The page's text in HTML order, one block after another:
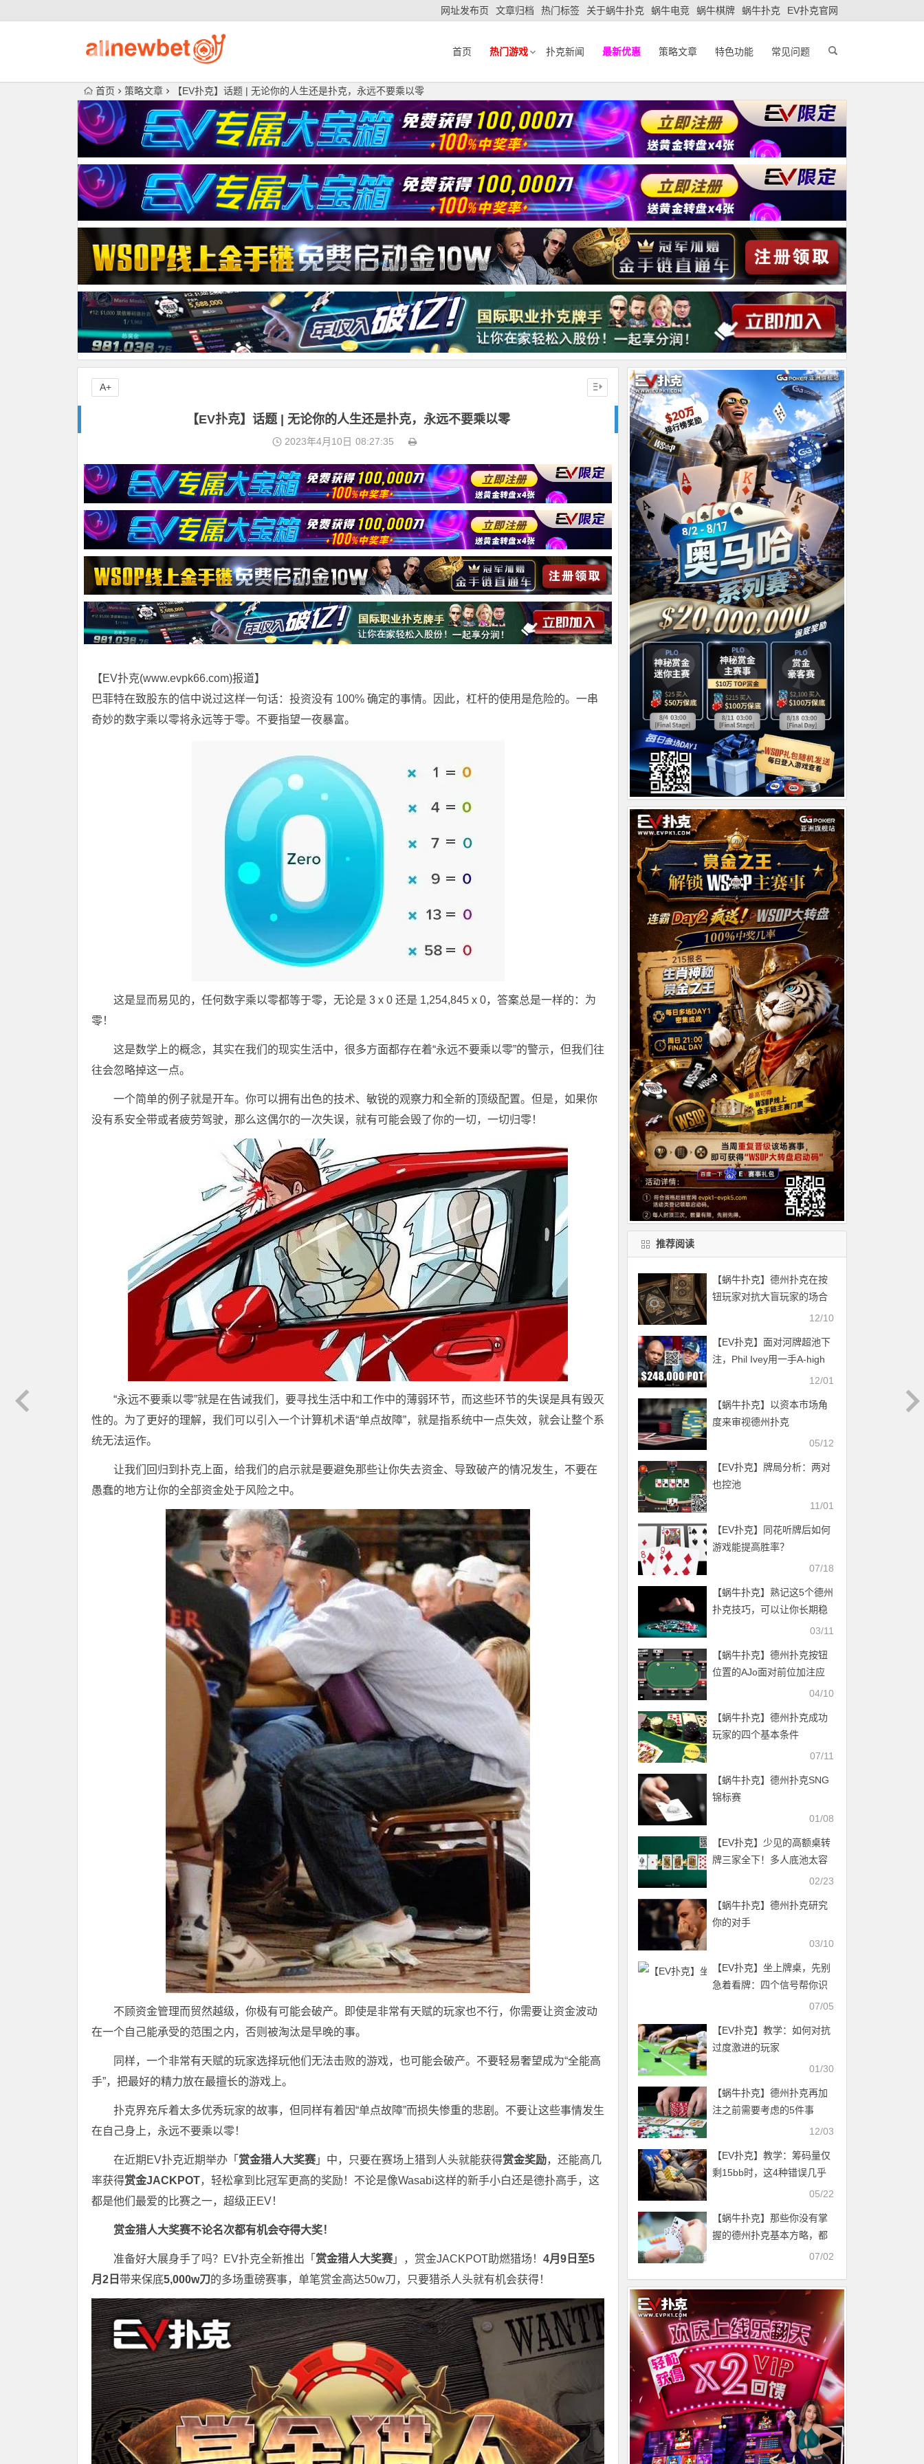
网址发布页 文章归档 热门标签 关于蜗牛扑克 蜗牛电竞 蜗牛棋牌 蜗牛扑克 EV扑克官网
首页 热门游戏 扑克新闻 最新优惠 策略文章 特色功能 常见问题
首页 策略文章 【EV扑克】话题 | 无论你的人生还是扑克，永远不要乘以零
【EV扑克】话题 | 无论你的人生还是扑克，永远不要乘以零
2023年4月10日 08:27:35
【EV扑克(www.evpk66.com)报道】
巴菲特在致股东的信中说过这样一句话：投资没有 100% 确定的事情。因此，杠杆的使用是危险的。一串
奇妙的数字乘以零将永远等于零。不要指望一夜暴富。
这是显而易见的，任何数字乘以零都等于零，无论是 3 x 0 还是 1,254,845 x 0，答案总是一样的：为
零！
这是数学上的概念，其实在我们的现实生活中，很多方面都存在着“永远不要乘以零”的警示，但我们往
往会忽略掉这一点。
一个简单的例子就是开车。你可以拥有出色的技术、敏锐的观察力和全新的顶级配置。但是，如果你
没有系安全带或者疲劳驾驶，那么这偶尔的一次失误，就有可能会毁了你的一切，一切归零！
“永远不要乘以零”就是在告诫我们，要寻找生活中和工作中的薄弱环节，而这些环节的失误是具有毁灭
性的。为了更好的理解，我们可以引入一个计算机术语“单点故障”，就是指系统中一点失效，就会让整个系
统无法运作。
让我们回归到扑克上面，给我们的启示就是要避免那些让你失去资金、导致破产的情况发生，不要在
愚蠢的地方让你的全部资金处于风险之中。
不顾资金管理而贸然越级，你极有可能会破产。即使是非常有天赋的玩家也不行，你需要让资金波动
在一个自己能承受的范围之内，否则被淘汰是早晚的事。
同样，一个非常有天赋的玩家选择玩他们无法击败的游戏，也可能会破产。不要轻易奢望成为“全能高
手”，把最好的精力放在最擅长的游戏上。
扑克界充斥着太多优秀玩家的故事，但同样有着因“单点故障”而损失惨重的悲剧。不要让这些事情发生
在自己身上，永远不要乘以零！
在近期EV扑克近期举办「 赏金猎人大奖赛」中，只要在赛场上猎到人头就能获得赏金奖励，还能高几
率获得赏金JACKPOT，轻松拿到比冠军更高的奖励！不论是像Wasabi这样的新手小白还是德扑高手，这
都是他们最爱的比赛之一，超级正EV！
赏金猎人大奖赛不论名次都有机会夺得大奖！
准备好大展身手了吗？EV扑克全新推出「 赏金猎人大奖赛」，赏金JACKPOT助燃猎场！ 4月9日至5
月2日 带来保底5,000w刀的多场重磅赛事，单笔赏金高达50w刀，只要猎杀人头就有机会获得！
A+
推荐阅读
【蜗牛扑克】德州扑克在按
钮玩家对抗大盲玩家的场合
12/10
【EV扑克】面对河牌超池下
注，Phil Ivey用一手A-high
加注近4倍诈唬，结果…12/01
【蜗牛扑克】以资本市场角
度来审视德州扑克
05/12
【EV扑克】牌局分析：两对
也控池
11/01
【EV扑克】同花听牌后如何
游戏能提高胜率？
07/18
【蜗牛扑克】熟记这5个德州
扑克技巧，可以让你长期稳
03/11
【蜗牛扑克】德州扑克按钮
位置的AJo面对前位加注应
04/10
【蜗牛扑克】德州扑克成功
玩家的四个基本条件
07/11
【蜗牛扑克】德州扑克SNG
锦标赛
01/08
【EV扑克】少见的高额桌转
牌三家全下！多人底池太容
02/23
【蜗牛扑克】德州扑克研究
你的对手
03/10
【EV扑克】坐上牌桌，先别
急着看牌：四个信号帮你识
07/05
【EV扑克】教学：如何对抗
过度激进的玩家
01/30
【蜗牛扑克】德州扑克再加
注之前需要考虑的5件事
12/03
【EV扑克】教学：筹码量仅
剩15bb时，这4种错误几乎
05/22
【蜗牛扑克】那些你没有掌
握的德州扑克基本方略，都
07/02